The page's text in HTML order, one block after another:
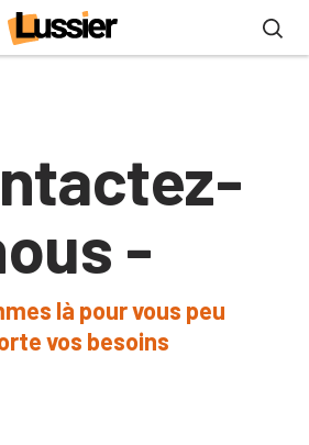
-
là pour vous peu
vos besoins